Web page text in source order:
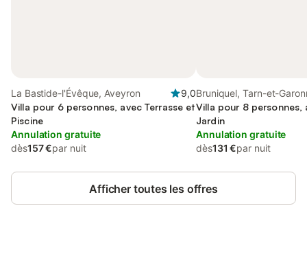
La Bastide-l'Évêque, Aveyron
9,0
Villa pour 6 personnes, avec Terrasse et
Piscine
Annulation gratuite
dès157 €par nuit
Bruniquel, Tarn-et-
Villa pour 8 personnes,
Jardin
Annulation gratuite
dès131 €par nuit
Afficher toutes les offres